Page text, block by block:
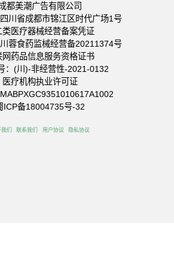
都美潮广告有限公司
川省成都市锦江区时代广场1号
类医疗器械经营备案凭证
蓉食药监械经营备20211374号
网药品信息服务资格证书
：(川)-非经营性-2021-0132
医疗机构执业许可证
ICP备18004735号-32
们 联系我们 用户协议 隐私协议